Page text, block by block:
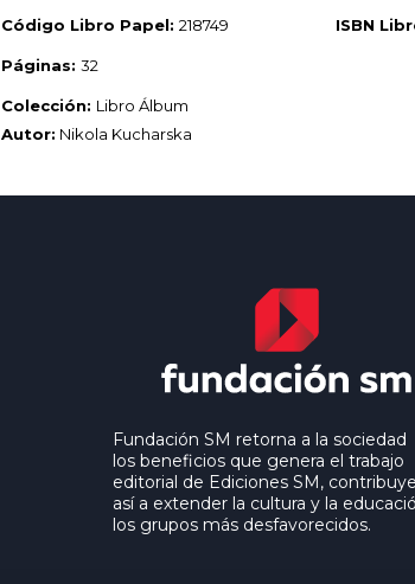
Código Libro Papel: 218749 ISBN
Páginas: 32
Colección: Libro Álbum
Autor: Nikola Kucharska
Fundación SM retorna a la sociedad
los beneficios que genera el trabajo
editorial de Ediciones SM,
así a extender la cultura y la
los grupos más desfavorecidos.